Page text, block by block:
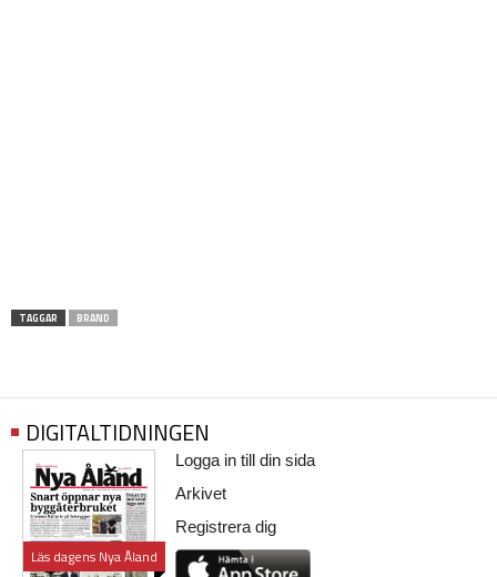
TAGGAR BRAND
DIGITALTIDNINGEN
Läs dagens Nya Åland
Logga in till din sida
Arkivet
Registrera dig